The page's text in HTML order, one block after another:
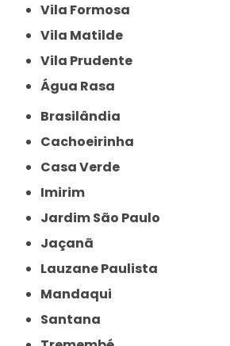
Vila Formosa
Vila Matilde
Vila Prudente
Água Rasa
Brasilândia
Cachoeirinha
Casa Verde
Imirim
Jardim São Paulo
Jaçanã
Lauzane Paulista
Mandaqui
Santana